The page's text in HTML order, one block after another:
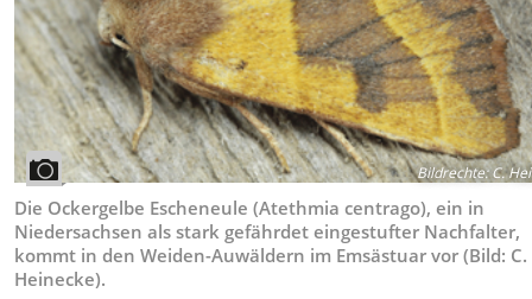
Bildrechte:C.
Die Ockergelbe Escheneule (Atethmia centrago), ein in
Niedersachsen als stark gefährdet eingestufter Nachfalter,
kommt in den Weiden-Auwäldern im Emsästuar vor (Bild: C.
Heinecke).